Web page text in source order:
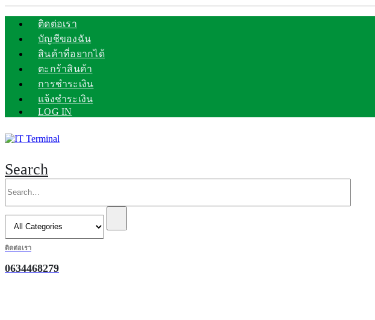
ติดต่อเรา
บัญชีของฉัน
สินค้าที่อยากได้
ตะกร้าสินค้า
การชำระเงิน
แจ้งชำระเงิน
LOG IN
Search
ติดต่อเรา
0634468279